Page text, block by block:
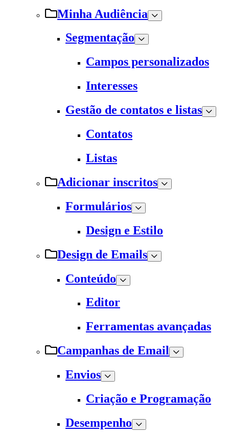
Minha Audiência
Segmentação
Campos personalizados
Interesses
Gestão de contatos e listas
Contatos
Listas
Adicionar inscritos
Formulários
Design e Estilo
Design de Emails
Conteúdo
Editor
Ferramentas avançadas
Campanhas de Email
Envios
Criação e Programação
Desempenho